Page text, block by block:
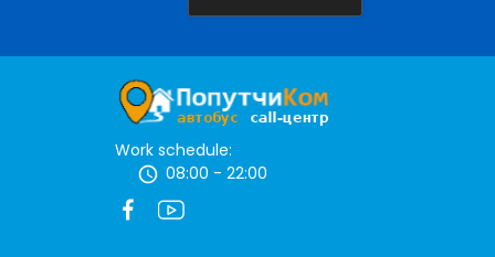
Work schedule:
08:00 - 22:00